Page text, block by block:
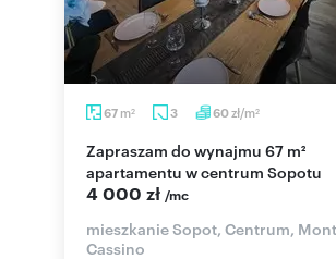
67 m2 3 60zł/m2
Zapraszam do wynajmu 67 m²
apartamentu w centrum Sopotu
4 000 zł /mc
mieszkanie Sopot, Centrum,
Cassino